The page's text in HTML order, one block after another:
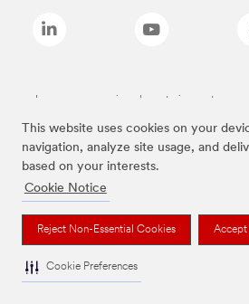
This website uses cookies on your
navigation, analyze site usage, and
based on your interests.
Cookie Notice
Reject Non-Essential Cookies Accept
Cookie Preferences
Las marcas mencionadas anteriormente son